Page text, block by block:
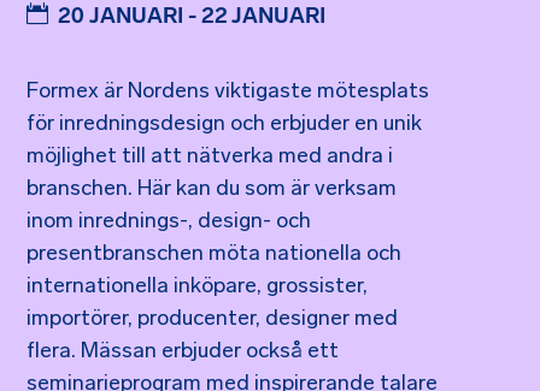
20 JANUARI - 22 JANUARI
Formex är Nordens viktigaste mötesplats
för inredningsdesign och erbjuder en unik
möjlighet till att nätverka med andra i
branschen. Här kan du som är verksam
inom inrednings-, design- och
presentbranschen möta nationella och
internationella inköpare, grossister,
importörer, producenter, designer med
flera. Mässan erbjuder också ett
seminarieprogram med inspirerande talare